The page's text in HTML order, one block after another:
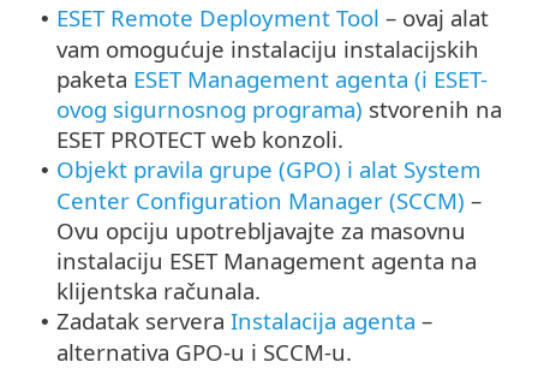
• ESET Remote Deployment Tool – ovaj alat
vam omogućuje instalaciju instalacijskih
paketa ESET Management agenta (i ESET-
ovog sigurnosnog programa) stvorenih na
ESET PROTECT web konzoli.
• Objekt pravila grupe (GPO) i alat System
Center Configuration Manager (SCCM) –
Ovu opciju upotrebljavajte za masovnu
instalaciju ESET Management agenta na
klijentska računala.
• Zadatak servera Instalacija agenta –
alternativa GPO-u i SCCM-u.